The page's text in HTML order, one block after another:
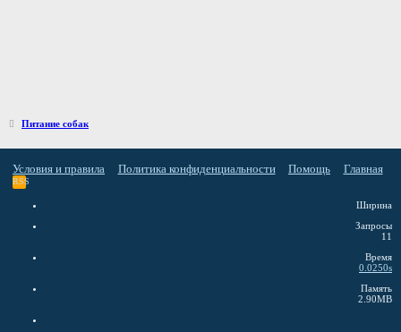
Питание собак
Условия и правила Политика конфиденциальности Помощь Главная
RSS
Ширина
Запросы
11
Время
0.0250s
Память
2.90MB